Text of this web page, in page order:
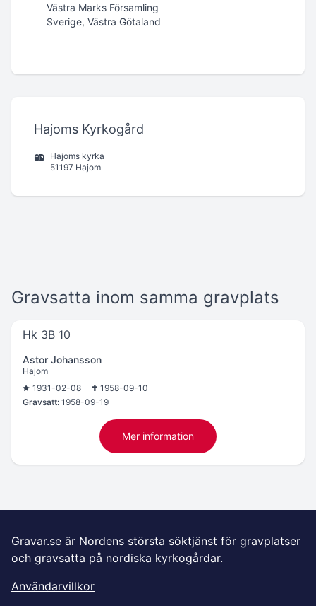
Västra Marks Församling
Sverige, Västra Götaland
Hajoms Kyrkogård
Hajoms kyrka
51197 Hajom
Gravsatta inom samma gravplats
Hk 3B 10
Astor Johansson
Hajom
1931-02-08
1958-09-10
Gravsatt: 1958-09-19
Mer information
Gravar.se är Nordens största söktjänst för gravplatser
och gravsatta på nordiska kyrkogårdar.
Användarvillkor